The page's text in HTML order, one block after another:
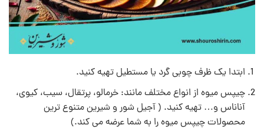
ابتدا یک ظرف چوبی گرد یا مستطیل تهیه کنید.
چیپس میوه از انواع مختلف مانند: خرمالو، پرتقال، سیب، کیوی،
آناناس و… تهیه کنید. ( آجیل شور و شیرین متنوع ترین
محصولات چیپس میوه را به شما عرضه می کند.)